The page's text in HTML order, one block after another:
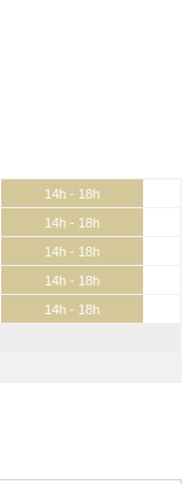
14h - 18h
14h - 18h
14h - 18h
14h - 18h
14h - 18h